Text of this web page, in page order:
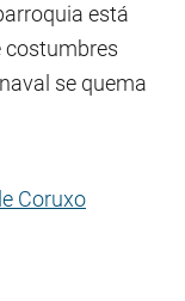
está
costumbres
se quema
Coruxo